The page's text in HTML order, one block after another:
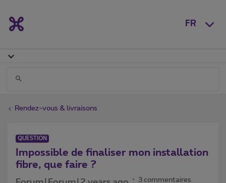
FR
Rendez-vous & livraisons
QUESTION
Impossible de finaliser mon installation
fibre, que faire ?
3 commentaires